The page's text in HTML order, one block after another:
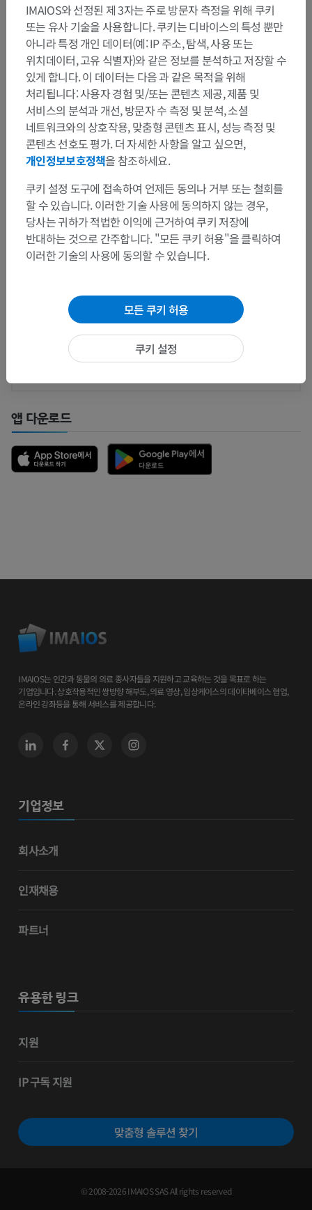
인체> 통합계통> 신경계통> 중추신경계통> 뇌 >
뇌줄기> 뇌줄기백색질> 삼차신경중간뇌로
하위 구조:이 부위는 하위 해부 구조가 없습니다
인체 해부학 1
인체 신경 해부학
번역
수정이나, 번역 또는 콘텐츠 개선에 제안이 있으면 언제든
연락 주세요.
문제 보고
앱 다운로드
IMAIOS는 인간과 동물의 의료 종사자들을 지원하고 교육하는 것을 목표로 하는
기업입니다. 상호작용적인 쌍방향 해부도, 의료 영상, 임상케이스의 데이타베이스 협업,
온라인 강좌등을 통해 서비스를 제공합니다.
기업정보
회사소개
인재채용
파트너
유용한 링크
지원
IP 구독 지원
맞춤형 솔루션 찾기
© 2008-2026 IMAIOS SAS All rights reserved
IMAIOS와 선정된 제 3자는 주로 방문자 측정을 위해 쿠키
또는 유사 기술을 사용합니다. 쿠키는 디바이스의 특성 뿐만
아니라 특정 개인 데이터(예: IP 주소, 탐색, 사용 또는
위치데이터, 고유 식별자)와 같은 정보를 분석하고 저장할 수
있게 합니다. 이 데이터는 다음 과 같은 목적을 위해
처리됩니다: 사용자 경험 및/또는 콘텐츠 제공, 제품 및
서비스의 분석과 개선, 방문자 수 측정 및 분석, 소셜
네트워크와의 상호작용, 맞춤형 콘텐츠 표시, 성능 측정 및
콘텐츠 선호도 평가. 더 자세한 사항을 알고 싶으면,
개인정보보호정책을 참조하세요.
쿠키 설정 도구에 접속하여 언제든 동의나 거부 또는 철회를
할 수 있습니다. 이러한 기술 사용에 동의하지 않는 경우,
당사는 귀하가 적법한 이익에 근거하여 쿠키 저장에
반대하는 것으로 간주합니다. "모든 쿠키 허용"을 클릭하여
이러한 기술의 사용에 동의할 수 있습니다.
모든 쿠키 허용
쿠키 설정